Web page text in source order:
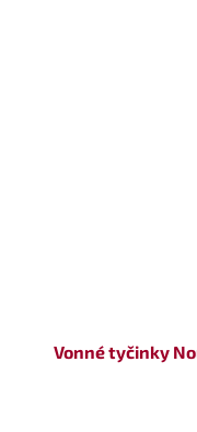
Vonné tyčinky